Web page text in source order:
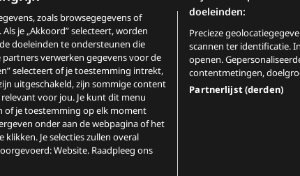
INPLUS
meer
over
Comedy Central
NLZIETExtra
Lees
meer
over
Paramount Network
Lees
meer
overvoorwaarden Privacy & Cookiestatement
zoals browsegegevens of
je „Akkoord” selecteert, worden
doeleinden te ondersteunen die
verwerken gegevens voor de
selecteert of je toestemming intrekt,
uitgeschakeld, zijn sommige content
voor jou. Je kunt dit menu
of je toestemming op elk moment
onder aan de webpagina of het
Je selecties zullen overal
Website. Raadpleeg ons
doeleinden:
Precieze
scannen ter identificatie.
openen.
contentmetingen,
Partnerlijst (derden)